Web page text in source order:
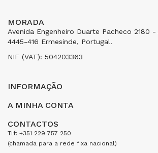
MORADA
Avenida Engenheiro Duarte Pacheco 2180 -
4445-416 Ermesinde, Portugal.
NIF (VAT): 504203363
INFORMAÇÃO
A MINHA CONTA
CONTACTOS
Tlf: +351 229 757 250
(chamada para a rede fixa nacional)